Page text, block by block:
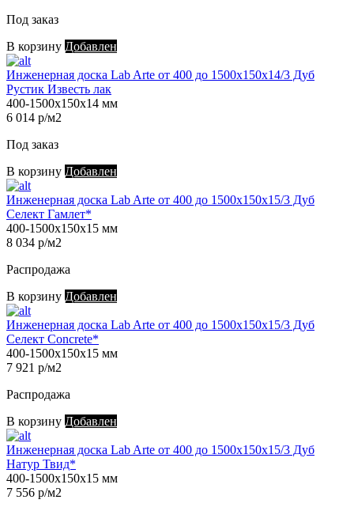
Под заказ
В корзину Добавлен
Инженерная доска Lab Arte от 400 до 1500х150х14/3 Дуб
Рустик Известь лак
400-1500х150х14 мм
6 014 р/м2
Под заказ
В корзину Добавлен
Инженерная доска Lab Arte от 400 до 1500х150х15/3 Дуб
Селект Гамлет*
400-1500х150х15 мм
8 034 р/м2
Распродажа
В корзину Добавлен
Инженерная доска Lab Arte от 400 до 1500х150х15/3 Дуб
Селект Concrete*
400-1500х150х15 мм
7 921 р/м2
Распродажа
В корзину Добавлен
Инженерная доска Lab Arte от 400 до 1500х150х15/3 Дуб
Натур Твид*
400-1500х150х15 мм
7 556 р/м2